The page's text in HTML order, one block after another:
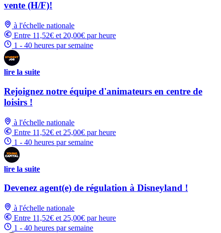
vente (H/F)!
à l'échelle nationale
Entre 11,52€ et 20,00€ par heure
1 - 40 heures par semaine
lire la suite
Rejoignez notre équipe d'animateurs en centre de
loisirs !
à l'échelle nationale
Entre 11,52€ et 25,00€ par heure
1 - 40 heures par semaine
lire la suite
Devenez agent(e) de régulation à Disneyland !
à l'échelle nationale
Entre 11,52€ et 25,00€ par heure
1 - 40 heures par semaine